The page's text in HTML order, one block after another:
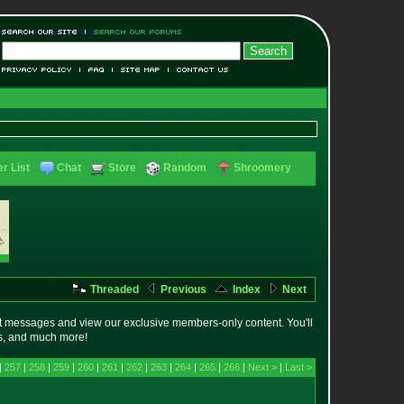
List Chat Store Random Shroomery
Threaded Previous Index Next
and view our exclusive members-only content. You'll
and much more!
257 | 258 | 259 | 260 | 261 | 262 | 263 | 264 | 265 | 266 | Next > | Last >